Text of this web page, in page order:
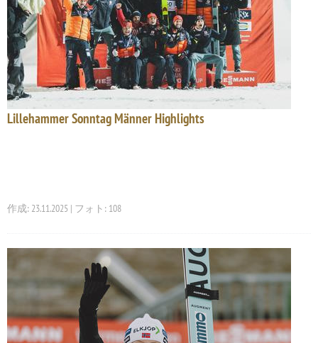
Lillehammer Sonntag Männer Highlights
作成: 23.11.2025 | フォト: 108